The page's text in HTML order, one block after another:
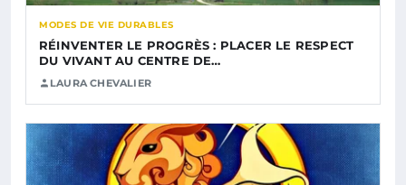
MODES DE VIE DURABLES
RÉINVENTER LE PROGRÈS : PLACER LE RESPECT
DU VIVANT AU CENTRE DE…
LAURA CHEVALIER